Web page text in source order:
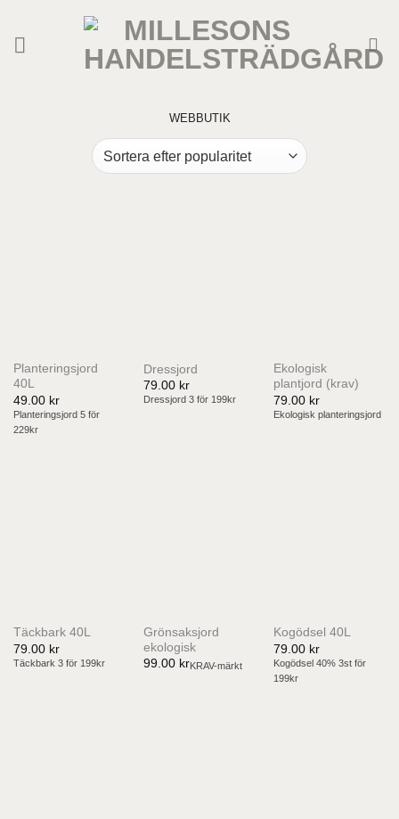
content
WEBBUTIK
Planteringsjord
40L
49.00 kr
Planteringsjord 5 för
229kr
Dressjord
79.00 kr
Dressjord 3 för 199kr
Ekologisk
plantjord (krav)
79.00 kr
Ekologisk planteringsjord
Täckbark 40L
79.00 kr
Täckbark 3 för 199kr
Grönsaksjord
ekologisk
99.00 krKRAV-märkt
Kogödsel 40L
79.00 kr
Kogödsel 40% 3st för
199kr